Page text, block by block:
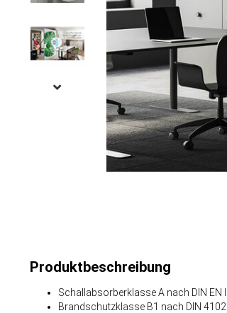
Produktbeschreibung
Schallabsorberklasse A nach DIN EN
Brandschutzklasse B1 nach DIN 4102